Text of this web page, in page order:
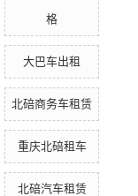
格
大巴车出租
北碚商务车租赁
重庆北碚租车
北碚汽车租赁